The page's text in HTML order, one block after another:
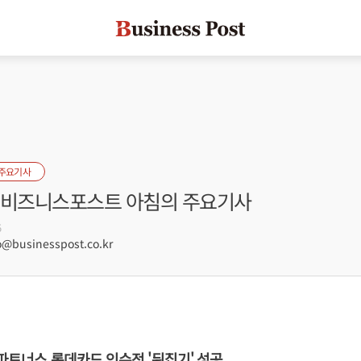
요기사
즈니스포스트 아침의 주요기사